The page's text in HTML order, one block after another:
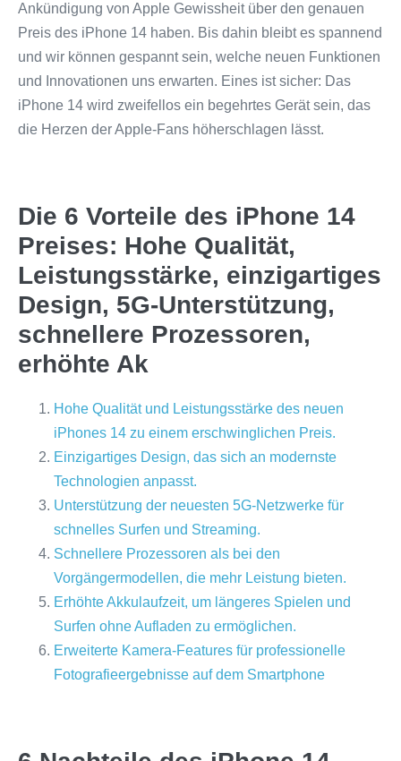
Ankündigung von Apple Gewissheit über den genauen
Preis des iPhone 14 haben. Bis dahin bleibt es spannend
und wir können gespannt sein, welche neuen Funktionen
und Innovationen uns erwarten. Eines ist sicher: Das
iPhone 14 wird zweifellos ein begehrtes Gerät sein, das
die Herzen der Apple-Fans höherschlagen lässt.
Die 6 Vorteile des iPhone 14
Preises: Hohe Qualität,
Leistungsstärke, einzigartiges
Design, 5G-Unterstützung,
schnellere Prozessoren,
erhöhte Ak
Hohe Qualität und Leistungsstärke des neuen
iPhones 14 zu einem erschwinglichen Preis.
Einzigartiges Design, das sich an modernste
Technologien anpasst.
Unterstützung der neuesten 5G-Netzwerke für
schnelles Surfen und Streaming.
Schnellere Prozessoren als bei den
Vorgängermodellen, die mehr Leistung bieten.
Erhöhte Akkulaufzeit, um längeres Spielen und
Surfen ohne Aufladen zu ermöglichen.
Erweiterte Kamera-Features für professionelle
Fotografieergebnisse auf dem Smartphone